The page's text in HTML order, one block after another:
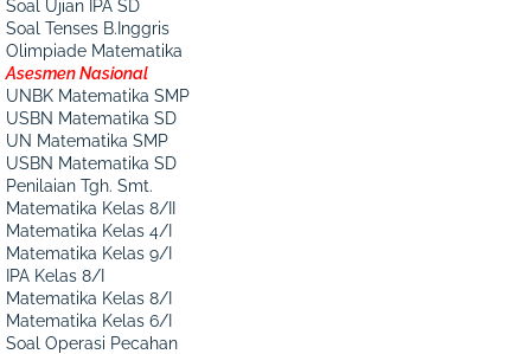
Soal Ujian IPA SD
Soal Tenses B.Inggris
Olimpiade Matematika
Asesmen Nasional
UNBK Matematika SMP
USBN Matematika SD
UN Matematika SMP
USBN Matematika SD
Penilaian Tgh. Smt.
Matematika Kelas 8/II
Matematika Kelas 4/I
Matematika Kelas 9/I
IPA Kelas 8/I
Matematika Kelas 8/I
Matematika Kelas 6/I
Soal Operasi Pecahan